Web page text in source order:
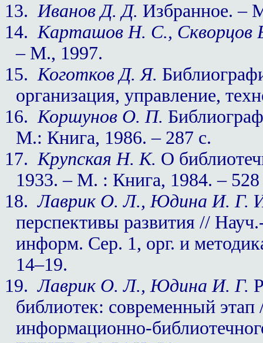
13. Иванов Д. Д. Избранное. –
14. Карташов Н. С., Скворцов
– М., 1997.
15. Коготков Д. Я.
организация, управление,
16. Коршунов О. П.
М.: Книга, 1986. – 287 с.
17. Крупская Н. К. О
1933. – М. : Книга, 1984. – 528
18. Лаврик О. Л., Юдина И. Г.
перспективы развития //
информ. Сер. 1, орг. и
14–19.
19. Лаврик О. Л., Юдина И. Г.
библиотек: современный
информационно-